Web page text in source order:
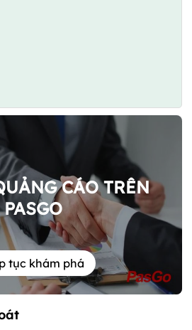
CÁO TRÊN
PASGO
tục khám phá